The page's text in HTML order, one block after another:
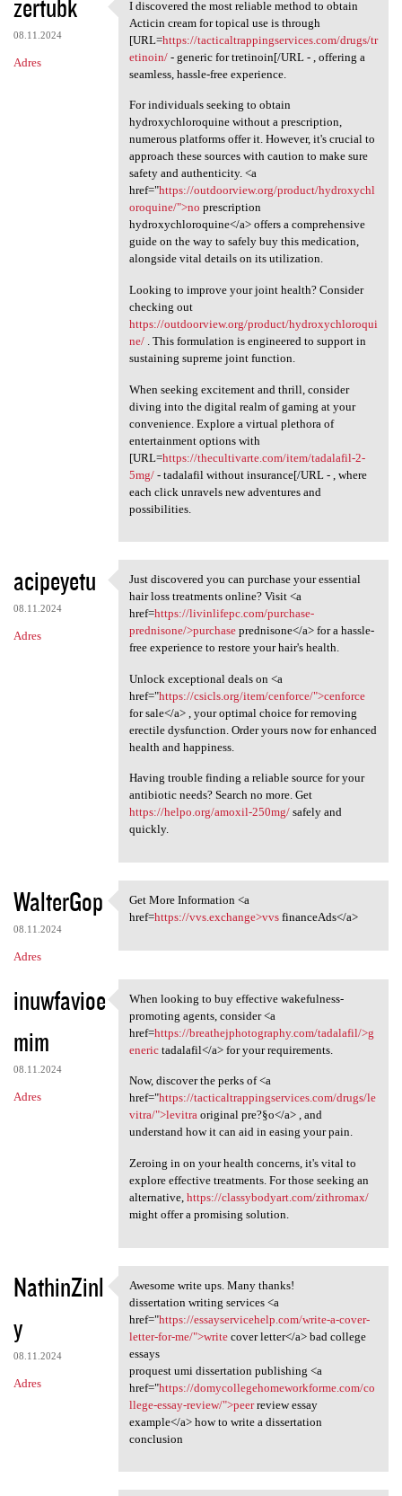
zertubk
08.11.2024
Adres
I discovered the most
I discovered the most reliable method to obtain
Acticin cream for topical use is through
[URL=https://tacticaltrappingservices.com/drugs/tr
etinoin/- generic for tretinoin[/URL - , offering a
seamless, hassle-free experience.
For individuals seeking to obtain
hydroxychloroquine without a prescription,
numerous platforms offer it. However, it's crucial to
approach these sources with caution to make sure
safety and authenticity. <a
href="https://outdoorview.org/product/hydroxychl
oroquine/">no prescription
hydroxychloroquine</a> offers a comprehensive
guide on the way to safely buy this medication,
alongside vital details on its utilization.
Looking to improve your joint health? Consider
checking out
https://outdoorview.org/product/hydroxychloroqui
ne/. This formulation is engineered to support in
sustaining supreme joint function.
When seeking excitement and thrill, consider
diving into the digital realm of gaming at your
convenience. Explore a virtual plethora of
entertainment options with
[URL=https://thecultivarte.com/item/tadalafil-2-
5mg/- tadalafil without insurance[/URL - , where
each click unravels new adventures and
possibilities.
acipeyetu
08.11.2024
Adres
Just discovered you can
Just discovered you can purchase your essential
hair loss treatments online? Visit <a
href=https://livinlifepc.com/purchase-
prednisone/>purchaseprednisone</a> for a hassle-
free experience to restore your hair's health.
Unlock exceptional deals on <a
href="https://csicls.org/item/cenforce/">cenforce
for sale</a> , your optimal choice for removing
erectile dysfunction. Order yours now for enhanced
health and happiness.
Having trouble finding a reliable source for your
antibiotic needs? Search no more. Get
https://helpo.org/amoxil-250mg/safely and
quickly.
WalterGop
08.11.2024
Adres
Get More Information <a href
Get More Information <a
href=https://vvs.exchange>vvsfinanceAds</a>
inuwfavioe
mim
08.11.2024
Adres
When looking to buy effective
When looking to buy effective wakefulness-
promoting agents, consider <a
href=https://breathejphotography.com/tadalafil/>g
enerictadalafil</a> for your requirements.
Now, discover the perks of <a
href="https://tacticaltrappingservices.com/drugs/le
vitra/">levitraoriginal pre?§o</a> , and
understand how it can aid in easing your pain.
Zeroing in on your health concerns, it's vital to
explore effective treatments. For those seeking an
alternative, https://classybodyart.com/zithromax/
might offer a promising solution.
NathinZinl
y
08.11.2024
Adres
Awesome write ups. Many
Awesome write ups. Many thanks!
dissertation writing services <a
href="https://essayservicehelp.com/write-a-cover-
letter-for-me/">writecover letter</a> bad college
essays
proquest umi dissertation publishing <a
href="https://domycollegehomeworkforme.com/co
llege-essay-review/">peerreview essay
example</a> how to write a dissertation
conclusion